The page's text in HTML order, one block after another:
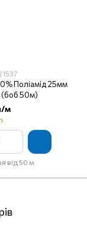
Поліамід 25мм
(боб 50м)
м
від 50 м